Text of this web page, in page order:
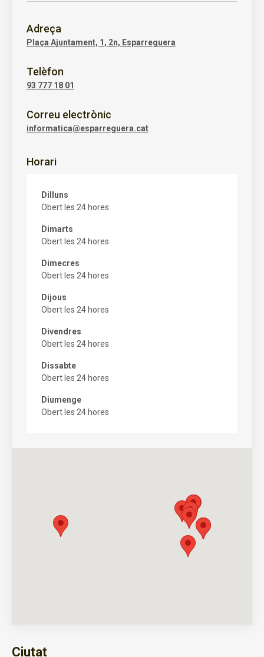
Ciutat
Adreça
Plaça Ajuntament, 1, 2n, Esparreguera
Telèfon
93 777 18 01
Correu electrònic
informatica@esparreguera.cat
Horari
Dilluns
Obert les 24 hores
Dimarts
Obert les 24 hores
Dimecres
Obert les 24 hores
Dijous
Obert les 24 hores
Divendres
Obert les 24 hores
Dissabte
Obert les 24 hores
Diumenge
Obert les 24 hores